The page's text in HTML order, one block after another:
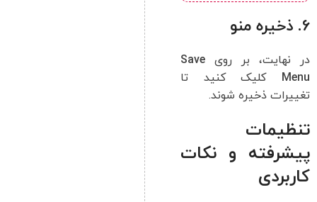
6. ذخیره منو
در نهایت، بر روی Save
Menu کلیک کنید تا
تغییرات ذخیره شوند.
تنظیمات
پیشرفته و نکات
کاربردی